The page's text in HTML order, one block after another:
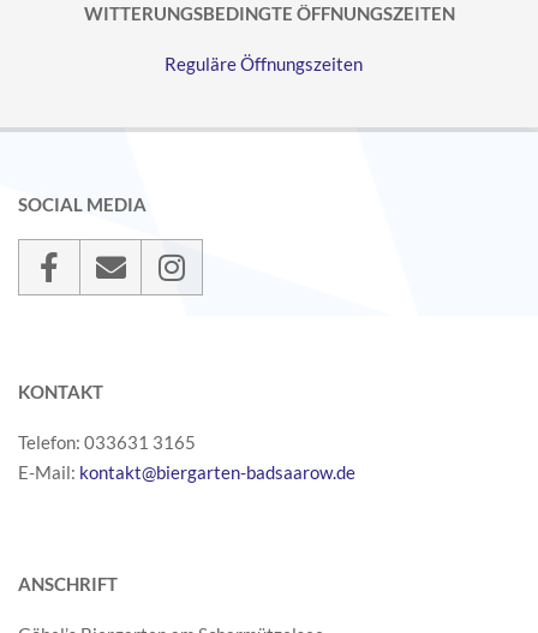
WITTERUNGSBEDINGTE ÖFFNUNGSZEITEN
Reguläre Öffnungszeiten
SOCIAL MEDIA
KONTAKT
Telefon: 033631 3165
E-Mail: kontakt@biergarten-badsaarow.de
ANSCHRIFT